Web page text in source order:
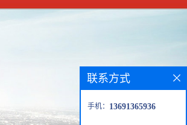
联系方式
手机： 13691365936